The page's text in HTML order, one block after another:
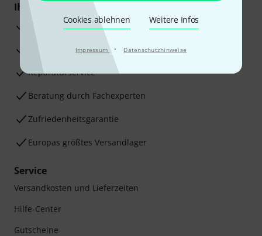
Cookies ablehnen Weitere Infos
Impressum · Datenschutzhinweise
Ihre Vorteile
3 Jahre Thomann Garantie
30 Tage Money-Back-Garantie
Reparaturservice
Beratung durch Fachexperten
Zufriedenheitsgarantie
Europas größtes Versandlager
Service
Versandkosten und Lieferzeiten
Hilfe-Center
Gutscheine